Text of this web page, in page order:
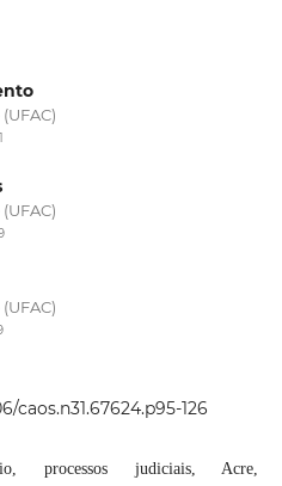
caos.n31.67624.p95-126
processos judiciais, Acre,